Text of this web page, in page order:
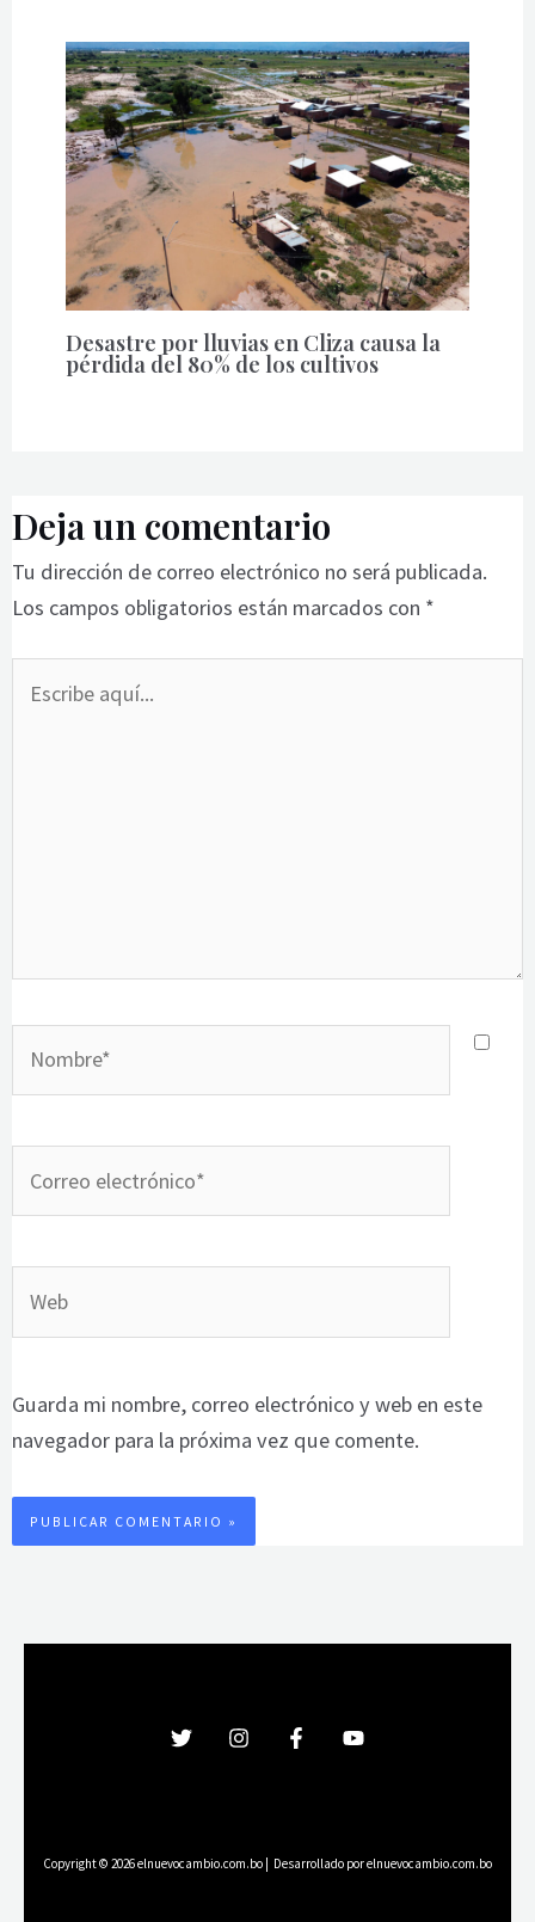
Desastre por lluvias en Cliza causa la
pérdida del 80% de los cultivos
Deja un comentario
Tu dirección de correo electrónico no será publicada.
Los campos obligatorios están marcados con *
aquí...
electrónico*
Guarda mi nombre, correo electrónico y web en este
navegador para la próxima vez que comente.
Copyright © 2026 elnuevocambio.com.bo | Desarrollado por elnuevocambio.com.bo